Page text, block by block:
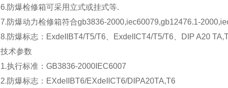
6.防爆检修箱可采用立式或挂式等.
7.防爆动力检修箱符合gb3836-2000,iec60079,gb12476.1-
8.防爆标志：ExdeIIBT4/T5/T6、ExdeIICT4/T5/T6、DIP A20
技术参数
1.执行标准：GB3836-2000IEC6007
2.防爆标志：EXdeIIBT6/EXdeIICT6/DIPA20TA,T6